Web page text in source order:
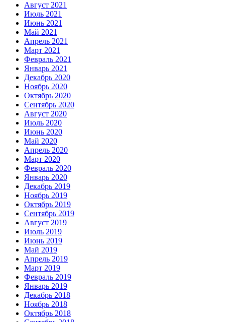
Август 2021
Июль 2021
Июнь 2021
Май 2021
Апрель 2021
Март 2021
Февраль 2021
Январь 2021
Декабрь 2020
Ноябрь 2020
Октябрь 2020
Сентябрь 2020
Август 2020
Июль 2020
Июнь 2020
Май 2020
Апрель 2020
Март 2020
Февраль 2020
Январь 2020
Декабрь 2019
Ноябрь 2019
Октябрь 2019
Сентябрь 2019
Август 2019
Июль 2019
Июнь 2019
Май 2019
Апрель 2019
Март 2019
Февраль 2019
Январь 2019
Декабрь 2018
Ноябрь 2018
Октябрь 2018